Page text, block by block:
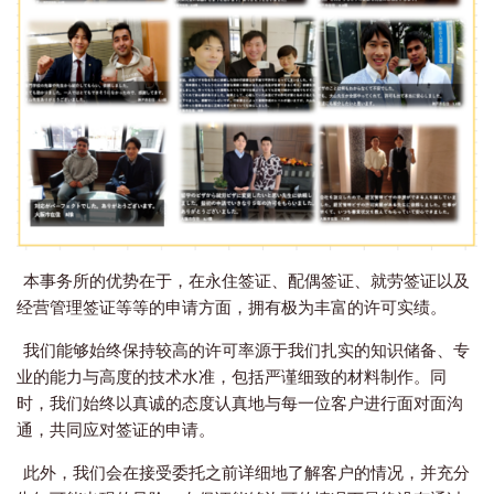
本事务所的优势在于，在永住签证、配偶签证、就劳签证以及
经营管理签证等等的申请方面，拥有极为丰富的许可实绩。
我们能够始终保持较高的许可率源于我们扎实的知识储备、专
业的能力与高度的技术水准，包括严谨细致的材料制作。同
时，我们始终以真诚的态度认真地与每一位客户进行面对面沟
通，共同应对签证的申请。
此外，我们会在接受委托之前详细地了解客户的情况，并充分